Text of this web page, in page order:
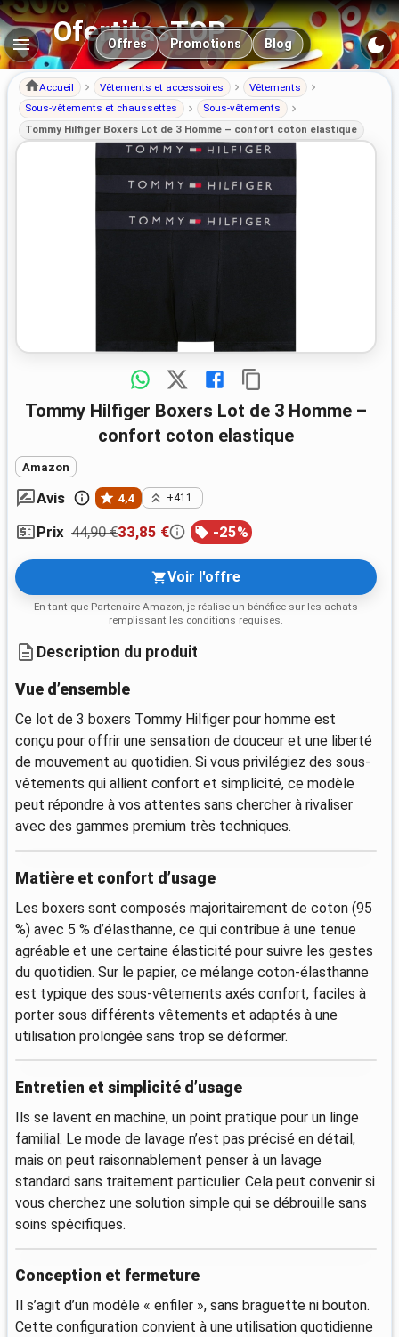
OfertitasTOP
Navigation principale
Offres Promotions Blog
Accueil Vêtements et accessoires
Vêtements
Sous-vêtements et chaussettes
Sous-vêtements
Tommy Hilfiger Boxers Lot de 3 Homme – confort coton elastique
Tommy Hilfiger Boxers Lot de 3 Homme –
confort coton elastique
Amazon
Avis 4,4 +411
Prix 44,90 €33,85 € -25%
Voir l'offre
En tant que Partenaire Amazon, je réalise un bénéfice sur les achats
remplissant les conditions requises.
Description du produit
Vue d’ensemble
Ce lot de 3 boxers Tommy Hilfiger pour homme est
conçu pour offrir une sensation de douceur et une liberté
de mouvement au quotidien. Si vous privilégiez des sous-
vêtements qui allient confort et simplicité, ce modèle
peut répondre à vos attentes sans chercher à rivaliser
avec des gammes premium très techniques.
Matière et confort d’usage
Les boxers sont composés majoritairement de coton (95
%) avec 5 % d’élasthanne, ce qui contribue à une tenue
agréable et une certaine élasticité pour suivre les gestes
du quotidien. Sur le papier, ce mélange coton-élasthanne
est typique des sous-vêtements axés confort, faciles à
porter sous différents vêtements et adaptés à une
utilisation prolongée sans trop se déformer.
Entretien et simplicité d’usage
Ils se lavent en machine, un point pratique pour un linge
familial. Le mode de lavage n’est pas précisé en détail,
mais on peut raisonnablement penser à un lavage
standard sans traitement particulier. Cela peut convenir si
vous cherchez une solution simple qui se débrouille sans
soins spécifiques.
Conception et fermeture
Il s’agit d’un modèle « enfiler », sans braguette ni bouton.
Cette configuration convient à une utilisation quotidienne